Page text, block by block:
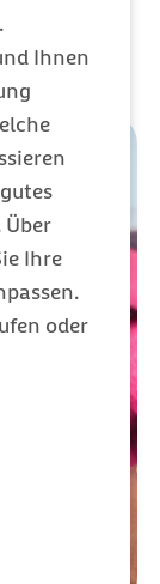
Ihnen
Über
Ihre
oder